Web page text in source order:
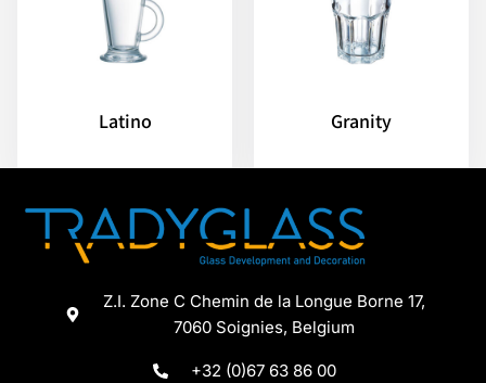
Latino Granity
Z.I. Zone C Chemin de la Longue Borne 17,
7060 Soignies, Belgium
+32 (0)67 63 86 00